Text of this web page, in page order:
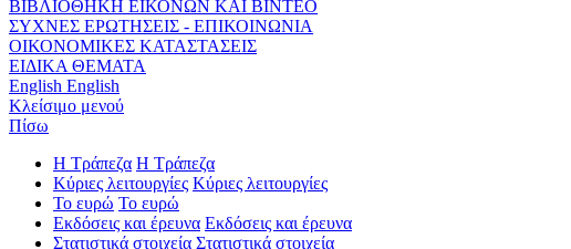
ΒΙΒΛΙΟΘΗΚΗ ΕΙΚΟΝΩΝ ΚΑΙ ΒΙΝΤΕΟ
ΣΥΧΝΕΣ ΕΡΩΤΗΣΕΙΣ - ΕΠΙΚΟΙΝΩΝΙΑ
ΟΙΚΟΝΟΜΙΚΕΣ ΚΑΤΑΣΤΑΣΕΙΣ
ΕΙΔΙΚΑ ΘΕΜΑΤΑ
English English
Κλείσιμο μενού
Πίσω
Η Τράπεζα Η Τράπεζα
Κύριες λειτουργίες Κύριες λειτουργίες
Το ευρώ Το ευρώ
Εκδόσεις και έρευνα Εκδόσεις και έρευνα
Στατιστικά στοιχεία Στατιστικά στοιχεία